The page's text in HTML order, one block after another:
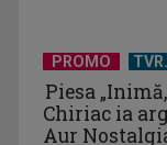
PROMO
Piesa
Chiriac ia
Aur